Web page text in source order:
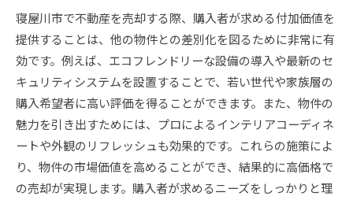
寝屋川市で不動産を売却する際、購入者が求める付加価値を
提供することは、他の物件との差別化を図るために非常に有
効です。例えば、エコフレンドリーな設備の導入や最新のセ
キュリティシステムを設置することで、若い世代や家族層の
購入希望者に高い評価を得ることができます。また、物件の
魅力を引き出すためには、プロによるインテリアコーディネ
ートや外観のリフレッシュも効果的です。これらの施策によ
り、物件の市場価値を高めることができ、結果的に高価格で
の売却が実現します。購入者が求めるニーズをしっかりと理